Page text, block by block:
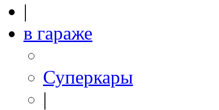
|
в гараже
Суперкары
|